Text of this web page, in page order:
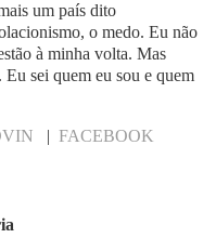
um país dito
o medo. Eu não
à minha volta. Mas
sei quem eu sou e quem
| FACEBOOK